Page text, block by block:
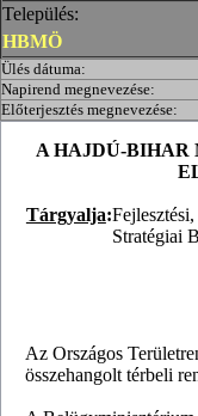
Település:
HBMÖ
Ülés dátuma:
Napirend megnevezése:
Előterjesztés megnevezése: